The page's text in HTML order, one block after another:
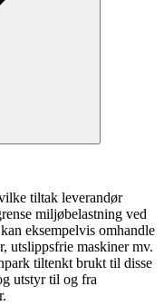
tiltak leverandør
miljøbelastning ved
eksempelvis omhandle
utslippsfrie maskiner mv.
tiltenkt brukt til disse
utstyr til og fra